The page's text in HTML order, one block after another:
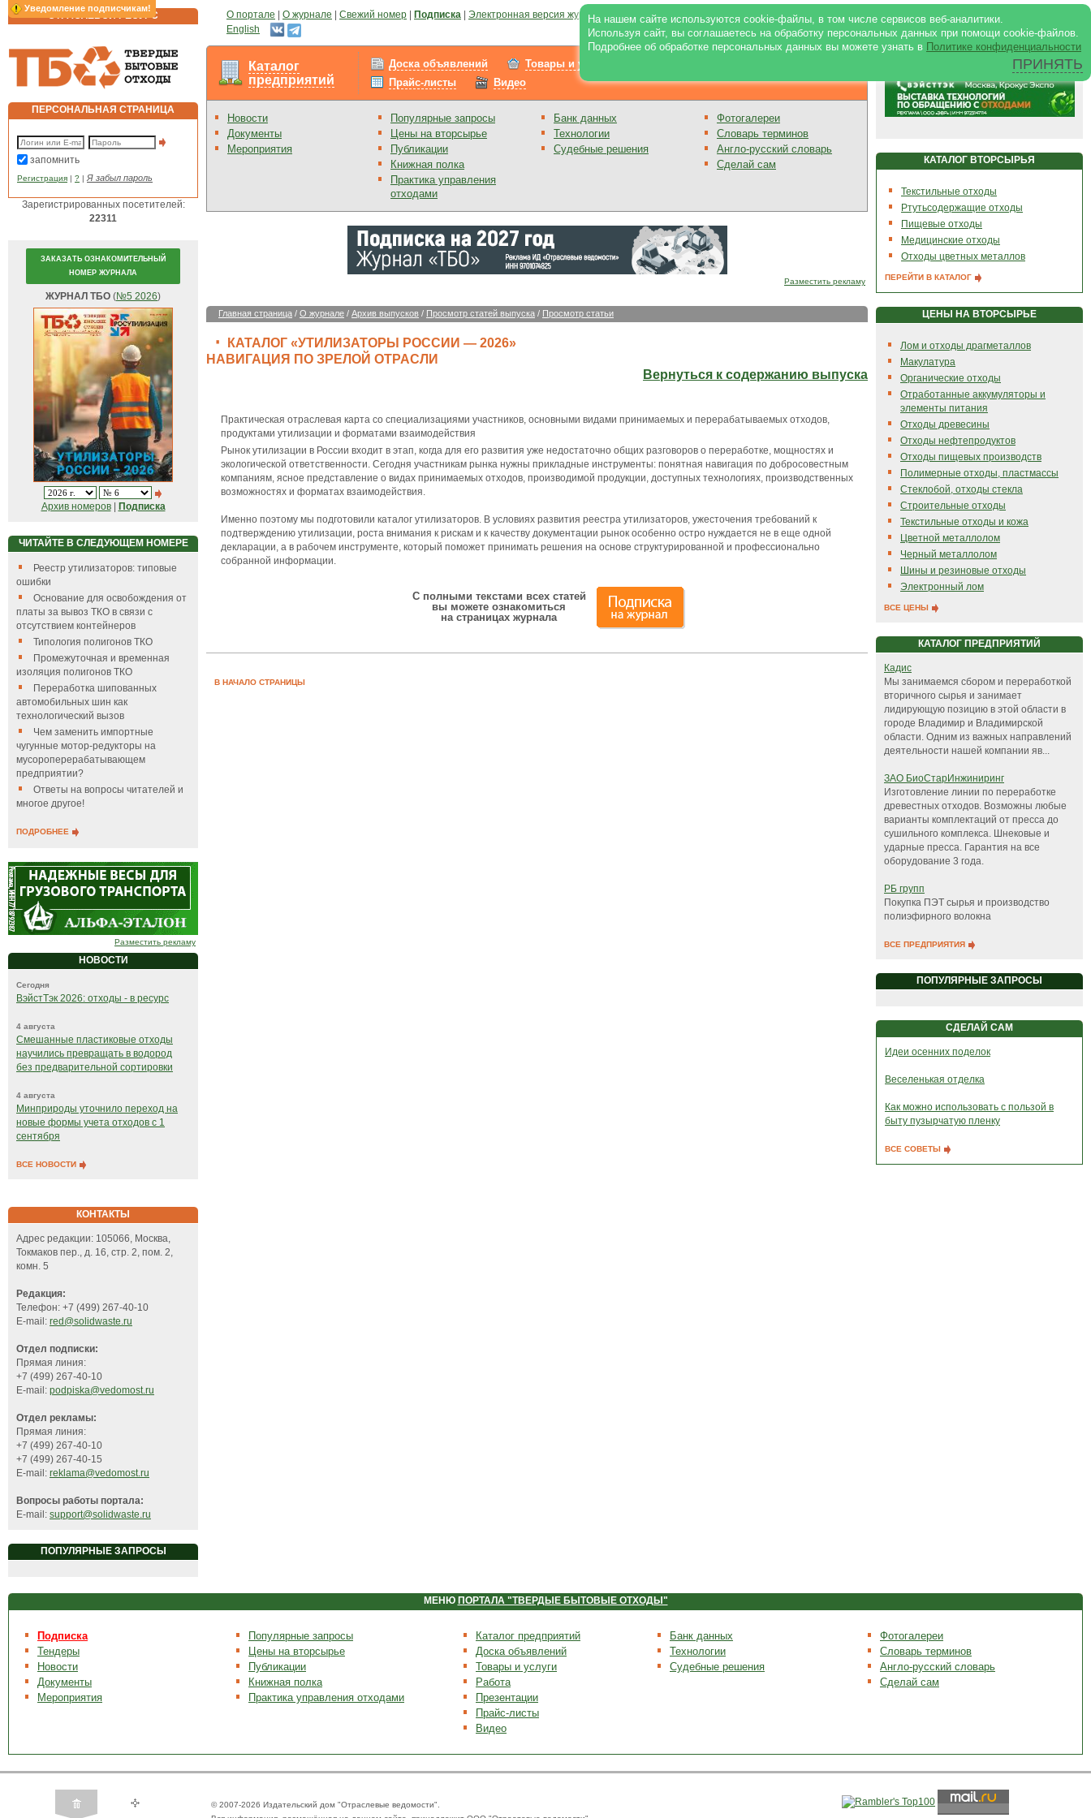
Уведомление подписчикам!
На нашем сайте используются cookie-файлы, в том числе сервисов веб-аналитики.
Используя сайт, вы соглашаетесь на обработку персональных данных при помощи cookie-файлов.
Подробнее об обработке персональных данных вы можете узнать в Политике конфиденциальности
ПРИНЯТЬ
ОТРАСЛЕВОЙ РЕСУРС О портале О журнале Свежий номер Подписка Электронная версия журнала |Отзывы|Реклама на портале|Реклама в журнале |
English
ПЕРСОНАЛЬНАЯ СТРАНИЦА
запомнить
Регистрация | ? | Я забыл пароль
Зарегистрированных посетителей:
22311
ЗАКАЗАТЬ ОЗНАКОМИТЕЛЬНЫЙ
НОМЕР ЖУРНАЛА
ЖУРНАЛ ТБО (№5 2026)
Архив номеров| Подписка
ЧИТАЙТЕ В СЛЕДУЮЩЕМ НОМЕРЕ
Реестр утилизаторов: типовые
ошибки
Основание для освобождения от
платы за вывоз ТКО в связи с
отсутствием контейнеров
Типология полигонов ТКО
Промежуточная и временная
изоляция полигонов ТКО
Переработка шипованных
автомобильных шин как
технологический вызов
Чем заменить импортные
чугунные мотор-редукторы на
мусороперерабатывающем
предприятии?
Ответы на вопросы читателей и
многое другое!
ПОДРОБНЕЕ
Разместить рекламу
НОВОСТИ
Сегодня
ВэйстТэк 2026: отходы - в ресурс
4 августа
Смешанные пластиковые отходы
научились превращать в водород
без предварительной сортировки
4 августа
Минприроды уточнило переход на
новые формы учета отходов с 1
сентября
ВСЕ НОВОСТИ
КОНТАКТЫ
Адрес редакции: 105066, Москва,
Токмаков пер., д. 16, стр. 2, пом. 2,
комн. 5
Редакция:
Телефон: +7 (499) 267-40-10
E-mail: red@solidwaste.ru
Отдел подписки:
Прямая линия:
+7 (499) 267-40-10
E-mail: podpiska@vedomost.ru
Отдел рекламы:
Прямая линия:
+7 (499) 267-40-10
+7 (499) 267-40-15
E-mail: reklama@vedomost.ru
Вопросы работы портала:
E-mail: support@solidwaste.ru
ПОПУЛЯРНЫЕ ЗАПРОСЫ
Каталог
предприятий
Доска объявлений Товары и услуги
Прайс-листы
Видео
Новости
Документы
Мероприятия
Популярные запросы
Цены на вторсырье
Публикации
Книжная полка
Практика управления
отходами
Банк данных
Технологии
Судебные решения
Фотогалереи
Словарь терминов
Англо-русский словарь
Сделай сам
Разместить рекламу
Главная страница / О журнале / Архив выпусков / Просмотр статей выпуска / Просмотр статьи
КАТАЛОГ «УТИЛИЗАТОРЫ РОССИИ — 2026»
НАВИГАЦИЯ ПО ЗРЕЛОЙ ОТРАСЛИ
Вернуться к содержанию выпуска
Практическая отраслевая карта со специализациями участников, основными видами принимаемых и перерабатываемых отходов,
продуктами утилизации и форматами взаимодействия
Рынок утилизации в России входит в этап, когда для его развития уже недостаточно общих разговоров о переработке, мощностях и
экологической ответственности. Сегодня участникам рынка нужны прикладные инструменты: понятная навигация по добросовестным
компаниям, ясное представление о видах принимаемых отходов, производимой продукции, доступных технологиях, производственных
возможностях и форматах взаимодействия.
Именно поэтому мы подготовили каталог утилизаторов. В условиях развития реестра утилизаторов, ужесточения требований к
подтверждению утилизации, роста внимания к рискам и к качеству документации рынок особенно остро нуждается не в еще одной
декларации, а в рабочем инструменте, который поможет принимать решения на основе структурированной и профессионально
собранной информации.
С полными текстами всех статей
вы можете ознакомиться
на страницах журнала
В НАЧАЛО СТРАНИЦЫ
КАТАЛОГ ВТОРСЫРЬЯ
Текстильные отходы
Ртутьсодержащие отходы
Пищевые отходы
Медицинские отходы
Отходы цветных металлов
ПЕРЕЙТИ В КАТАЛОГ
ЦЕНЫ НА ВТОРСЫРЬЕ
Лом и отходы драгметаллов
Макулатура
Органические отходы
Отработанные аккумуляторы и
элементы питания
Отходы древесины
Отходы нефтепродуктов
Отходы пищевых производств
Полимерные отходы, пластмассы
Стеклобой, отходы стекла
Строительные отходы
Текстильные отходы и кожа
Цветной металлолом
Черный металлолом
Шины и резиновые отходы
Электронный лом
ВСЕ ЦЕНЫ
КАТАЛОГ ПРЕДПРИЯТИЙ
Кадис
Мы занимаемся сбором и переработкой
вторичного сырья и занимает
лидирующую позицию в этой области в
городе Владимир и Владимирской
области. Одним из важных направлений
деятельности нашей компании яв...
ЗАО БиоСтарИнжиниринг
Изготовление линии по переработке
древестных отходов. Возможны любые
варианты комплектаций от пресса до
сушильного комплекса. Шнековые и
ударные пресса. Гарантия на все
оборудование 3 года.
РБ групп
Покупка ПЭТ сырья и производство
полиэфирного волокна
ВСЕ ПРЕДПРИЯТИЯ
ПОПУЛЯРНЫЕ ЗАПРОСЫ
СДЕЛАЙ САМ
Идеи осенних поделок
Веселенькая отделка
Как можно использовать с пользой в
быту пузырчатую пленку
ВСЕ СОВЕТЫ
МЕНЮ ПОРТАЛА "ТВЕРДЫЕ БЫТОВЫЕ ОТХОДЫ"
Подписка
Тендеры
Новости
Документы
Мероприятия
Популярные запросы
Цены на вторсырье
Публикации
Книжная полка
Практика управления отходами
Каталог предприятий
Доска объявлений
Товары и услуги
Работа
Презентации
Прайс-листы
Видео
Банк данных
Технологии
Судебные решения
Фотогалереи
Словарь терминов
Англо-русский словарь
Сделай сам
© 2007-2026 Издательский дом "Отраслевые ведомости".